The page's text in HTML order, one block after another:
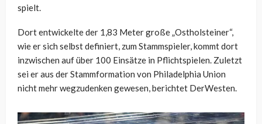
spielt.
Dort entwickelte der 1,83 Meter große „Ostholsteiner“,
wie er sich selbst definiert, zum Stammspieler, kommt dort
inzwischen auf über 100 Einsätze in Pflichtspielen. Zuletzt
sei er aus der Stammformation von Philadelphia Union
nicht mehr wegzudenken gewesen, berichtet DerWesten.